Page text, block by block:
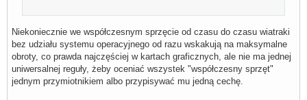
Niekoniecznie we współczesnym sprzęcie od czasu do czasu wiatraki
bez udziału systemu operacyjnego od razu wskakują na maksymalne
obroty, co prawda najczęściej w kartach graficznych, ale nie ma jednej
uniwersalnej reguły, żeby oceniać wszystek "współczesny sprzęt"
jednym przymiotnikiem albo przypisywać mu jedną cechę.